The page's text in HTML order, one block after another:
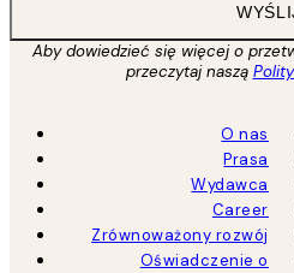
Aby dowiedzieć się więcej o
przeczytaj naszą
O nas
Prasa
Wydawca
Career
Zrównoważony rozwój
Oświadczenie o